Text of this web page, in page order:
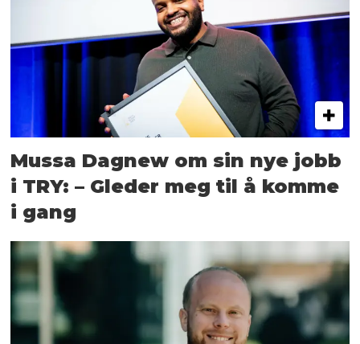
Mussa Dagnew om sin nye jobb
i TRY: – Gleder meg til å komme
i gang